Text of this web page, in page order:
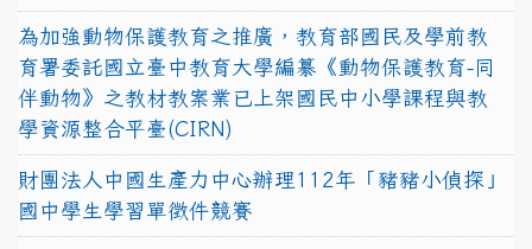
為加強動物保護教育之推廣，教育部國民及學前教
育署委託國立臺中教育大學編纂《動物保護教育-同
伴動物》之教材教案業已上架國民中小學課程與教
學資源整合平臺(CIRN)
財團法人中國生產力中心辦理112年「豬豬小偵探」
國中學生學習單徵件競賽